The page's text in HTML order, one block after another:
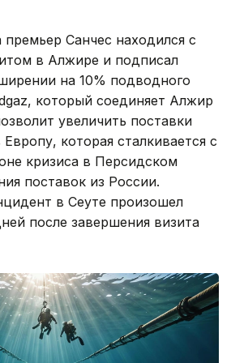
Санчес находился с
в Алжире и подписал
на 10% подводного
который соединяет Алжир
увеличить поставки
которая сталкивается с
кризиса в Персидском
поставок из России.
в Сеуте произошел
после завершения визита